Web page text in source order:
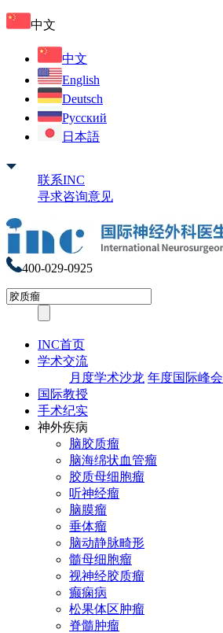
中文
中文
English
Deutsch
Русский
日本語
联系INC
寻求咨询意见
400-029-0925
INC首页
学术交流
月度学术沙龙 年度国际峰会
国际教授
手术纪实
神外疾病
脑胶质瘤
脑海绵状血管瘤
胶质母细胞瘤
听神经瘤
脑膜瘤
垂体瘤
脑动静脉畸形
髓母细胞瘤
视神经胶质瘤
癫痫病
松果体区肿瘤
脊髓肿瘤